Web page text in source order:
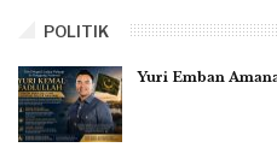
POLITIK
Yuri Emban